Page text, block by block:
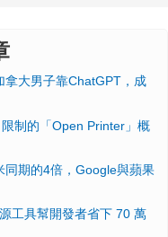
拿大男子靠ChatGPT，成
制的「Open Printer」概
同期的4倍，Google與蘋果
工具幫開發者省下 70 萬